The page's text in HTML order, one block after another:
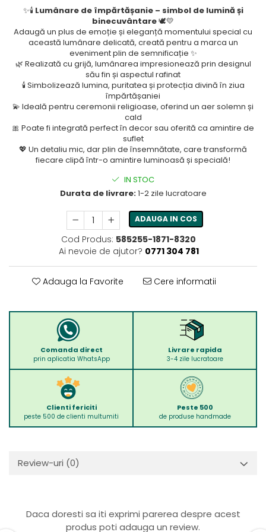
✨🕯️ Lumânare de împărtășanie – simbol de lumină și
binecuvântare🕊️💛
Adaugă un plus de emoție și eleganță momentului special cu
această lumânare delicată, creată pentru a marca un
eveniment plin de semnificație ✨
🌿 Realizată cu grijă, lumânarea impresionează prin designul
său fin și aspectul rafinat
🕯️ Simbolizează lumina, puritatea și protecția divină în ziua
împărtășaniei
💫 Ideală pentru ceremonii religioase, oferind un aer solemn și
cald
🎀 Poate fi integrată perfect în decor sau oferită ca amintire de
suflet
💖 Un detaliu mic, dar plin de însemnătate, care transformă
fiecare clipă într-o amintire luminoasă și specială!
IN STOC
Durata de livrare:1-2 zile lucratoare
ADAUGA IN COS
Cod Produs: 585255-1871-8320
Ai nevoie de ajutor? 0771 304 781
Adauga la Favorite Cere informatii
Comanda direct
prin aplicatia WhatsApp
Livrare rapida
3-4 zile lucratoare
Clienti fericiti
peste 500 de clienti multumiti
Peste 500
de produse handmade
Review-uri (0)
Daca doresti sa iti exprimi parerea despre acest
produs poti adauga un review.